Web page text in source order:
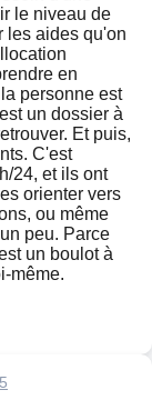
le niveau de
les aides qu'on
en
personne est
un dossier à
Et puis,
C'est
24, et ils ont
orienter vers
ou même
peu. Parce
un boulot à
même.